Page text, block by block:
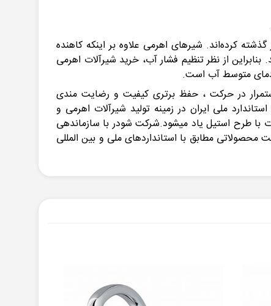
کرده‌اند. شیرهای اهرمی علاوه بر اینکه کاهنده
از نظر تنظیم فشار آب، خرید شیرآلات اهرمی
متوسط آب است.
می باشد که فعالیت خود را از سال 1370 آغاز نمود و با هدف استمرار در حرکت ، حفظ برتری کیفیت و رضایت مندی
ملی ایران در زمینه تولید شیرآلات اهرمی و
شیرآلات با طرح استیل یاد میشود.شرکت شودر با سازماندهی
و تجهیزات منحصر به فرد،اقدام به توسعه فضای کارخانه در سال 1391 نمود و توانست محصولاتی مطابق با استانداردهای ملی و بین المللی